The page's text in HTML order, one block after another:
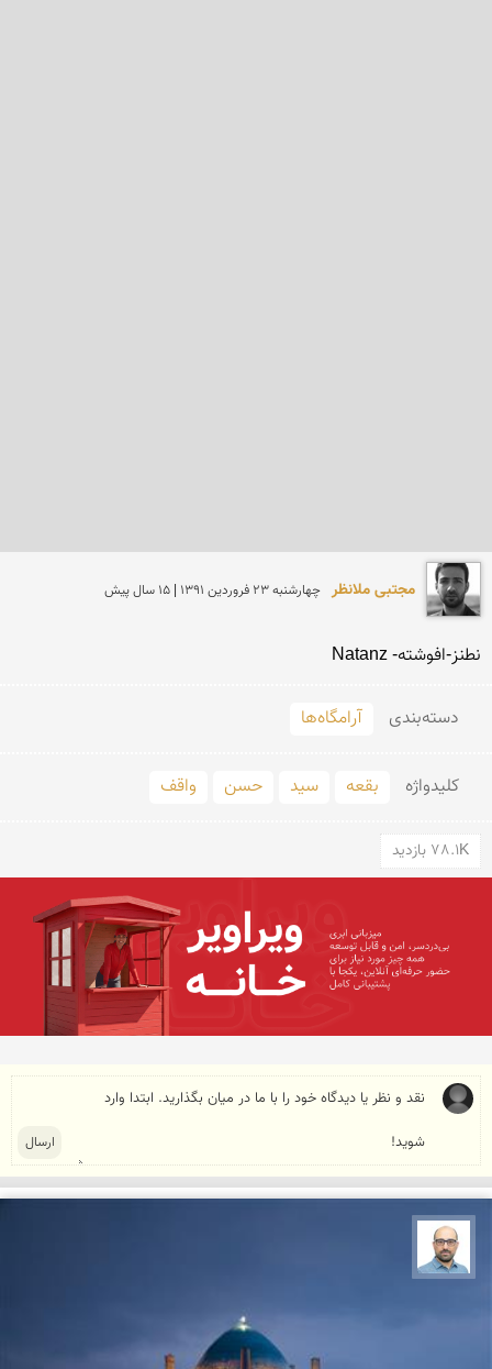
مجتبی ملانظر چهارشنبه 23 فروردين 1391 | 15 سال پیش
نطنز-افوشته- Natanz
دسته‌بندی آرامگاه‌ها
کلید‌واژه بقعه سید حسن واقف
78.1K بازدید